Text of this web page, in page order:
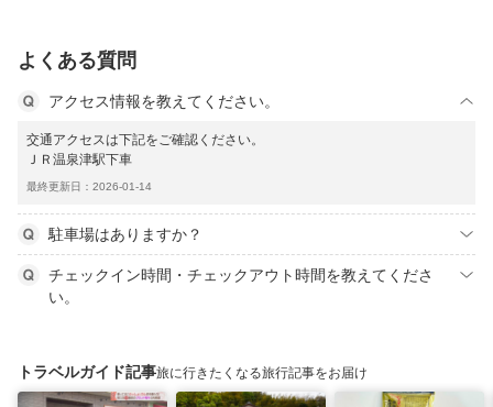
よくある質問
アクセス情報を教えてください。
交通アクセスは下記をご確認ください。
ＪＲ温泉津駅下車
最終更新日：2026-01-14
駐車場はありますか？
チェックイン時間・チェックアウト時間を教えてくださ
い。
トラベルガイド記事旅に行きたくなる旅行記事をお届け